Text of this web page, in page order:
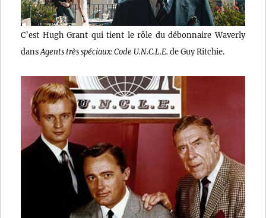
C’est Hugh Grant qui tient le rôle du débonnaire Waverly
dansAgents très spéciaux: Code U.N.C.L.E. de Guy Ritchie.